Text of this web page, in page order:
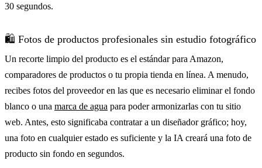
30 segundos.
🛍️ Fotos de productos profesionales sin estudio fotográfico
Un recorte limpio del producto es el estándar para Amazon,
comparadores de productos o tu propia tienda en línea. A menudo,
recibes fotos del proveedor en las que es necesario eliminar el fondo
blanco o una marca de agua para poder armonizarlas con tu sitio
web. Antes, esto significaba contratar a un diseñador gráfico; hoy,
una foto en cualquier estado es suficiente y la IA creará una foto de
producto sin fondo en segundos.